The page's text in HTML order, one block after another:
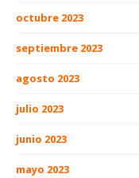
octubre 2023
septiembre 2023
agosto 2023
julio 2023
junio 2023
mayo 2023